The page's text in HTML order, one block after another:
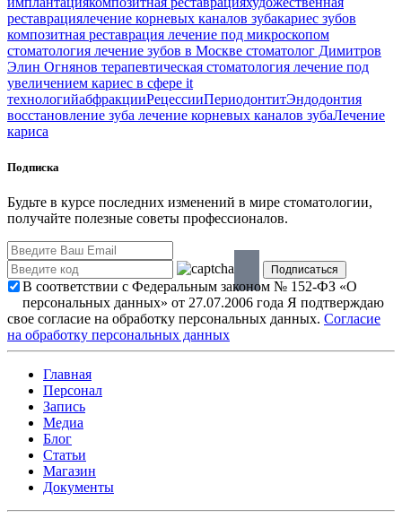
реставрациялечение корневых каналов зубакариес зубов
композитная реставрация лечение под микроскопом
стоматология лечение зубов в Москве стоматолог Димитров
Элин Огнянов терапевтическая стоматология лечение под
увеличением кариес в сфере it
технологийабфракцииРецессииПериодонтитЭндодонтия
восстановление зуба лечение корневых каналов зубаЛечение
кариса
Подписка
Будьте в курсе последних изменений в мире стоматологии,
получайте полезные советы профессионалов.
В соответствии с Федеральным законом № 152-ФЗ «О
персональных данных» от 27.07.2006 года Я подтверждаю
свое согласие на обработку персональных данных. Согласие
на обработку персональных данных
Главная
Персонал
Запись
Медиа
Блог
Статьи
Магазин
Документы